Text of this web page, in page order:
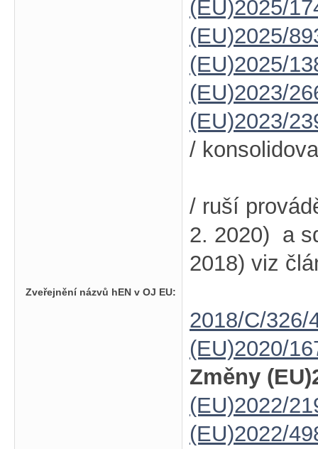
Zveřejnění názvů hEN v OJ EU:
(EU)2025/
(EU)2025/
(EU)2025/
(EU)2023/
(EU)2023/
/
/ ruší
2. 2020) a
2018) viz
2018/C/326/
(EU)2020/
Změny
(EU)2022/
(EU)2022/